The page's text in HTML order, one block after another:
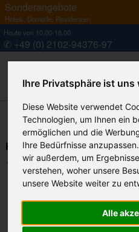
Ihre Privatsphäre ist uns
Diese Website verwendet
Technologien, um Ihnen ein
ermöglichen und die
Ihre Bedürfnisse
wir außerdem, um
verstehen, woher unsere
unsere Website weiter zu
Alle
Sonderangebote
Hotels, Domizile, Residenzen
Heute von 10.00-18.00
✆ +49 (0) 2102-94376-97
Hotel Cormoran****/